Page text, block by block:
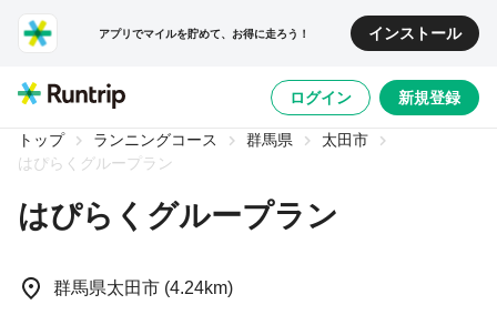
アプリでマイルを貯めて、お得に走ろう！ インストール
ログイン 新規登録
1/0
トップ ランニングコース 群馬県
太田市
はぴらくグループラン
はぴらくグループラン
群馬県太田市 (4.24km)